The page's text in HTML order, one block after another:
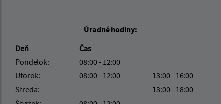
Úradné hodiny:
Deň
Čas
Pondelok:
08:00 - 12:00
Utorok:
08:00 - 12:00
13:00 - 16:00
Streda:
13:00 - 18:00